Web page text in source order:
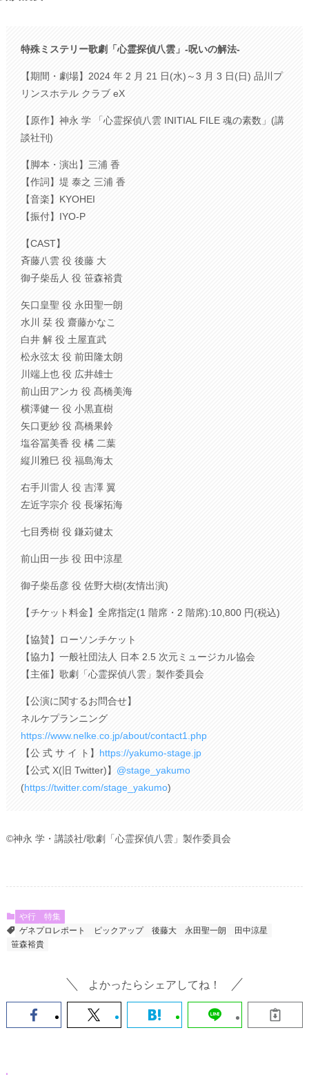
特殊ミステリー歌劇「心霊探偵八雲」-呪いの解法-
【期間・劇場】2024 年 2 月 21 日(水)～3 月 3 日(日) 品川プ
リンスホテル クラブ eX
【原作】神永 学 「心霊探偵八雲 INITIAL FILE 魂の素数」(講
談社刊)
【脚本・演出】三浦 香
【作詞】堤 泰之 三浦 香
【音楽】KYOHEI
【振付】IYO-P
【CAST】
斉藤八雲 役 後藤 大
御子柴岳人 役 笹森裕貴
矢口皇聖 役 永田聖一朗
水川 栞 役 齋藤かなこ
白井 解 役 土屋直武
松永弦太 役 前田隆太朗
川端上也 役 広井雄士
前山田アンカ 役 髙橋美海
横澤健一 役 小黒直樹
矢口更紗 役 髙橋果鈴
塩谷冨美香 役 橘 二葉
縦川雅巳 役 福島海太
右手川雷人 役 吉澤 翼
左近字宗介 役 長塚拓海
七目秀樹 役 鎌苅健太
前山田一歩 役 田中涼星
御子柴岳彦 役 佐野大樹(友情出演)
【チケット料金】全席指定(1 階席・2 階席):10,800 円(税込)
【協賛】ローソンチケット
【協力】一般社団法人 日本 2.5 次元ミュージカル協会
【主催】歌劇「心霊探偵八雲」製作委員会
【公演に関するお問合せ】
ネルケプランニング
https://www.nelke.co.jp/about/contact1.php
【公 式 サ イ ト】 https://yakumo-stage.jp
【公式 X(旧 Twitter)】 @stage_yakumo
(https://twitter.com/stage_yakumo)
©神永 学・講談社/歌劇「心霊探偵八雲」製作委員会
や行
特集
ゲネプロレポート
ピックアップ 後藤大 永田聖一朗
田中涼星
笹森裕貴
よかったらシェアしてね！